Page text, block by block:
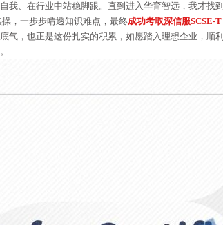
我、在行业中站稳脚跟。直到进入华育智远，我才找到
，一步步啃透知识难点，最终成功考取深信服SCSE-T
气，也正是这份扎实的积累，如愿踏入理想企业，顺利